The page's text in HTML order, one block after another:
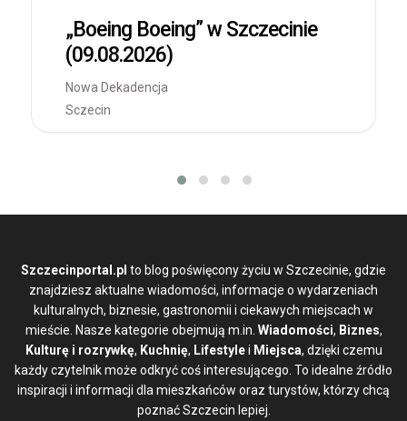
„Boeing Boeing” w Szczecinie
(09.08.2026)
Nowa Dekadencja
Sczecin
Szczecinportal.pl to blog poświęcony życiu w Szczecinie, gdzie
znajdziesz aktualne wiadomości, informacje o wydarzeniach
kulturalnych, biznesie, gastronomii i ciekawych miejscach w
mieście. Nasze kategorie obejmują m.in. Wiadomości, Biznes,
Kulturę i rozrywkę, Kuchnię, Lifestylei Miejsca, dzięki czemu
każdy czytelnik może odkryć coś interesującego. To idealne źródło
inspiracji i informacji dla mieszkańców oraz turystów, którzy chcą
poznać Szczecin lepiej.